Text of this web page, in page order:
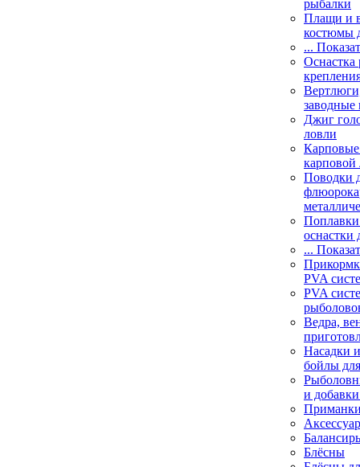
рыбалки
Плащи и
костюмы
...
Оснастка
заводные
Джиг
ловли
Карповые
карповой
Поводки
оснастки
...
PVA
PVA
Ведра,
Насадки
бойлы
и
Блёсны